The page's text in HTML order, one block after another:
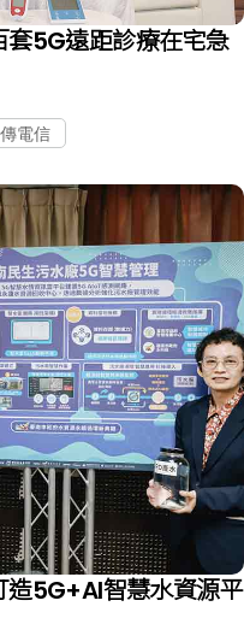
套5G遠距診療在宅急
電信
造5G+AI智慧水資源平